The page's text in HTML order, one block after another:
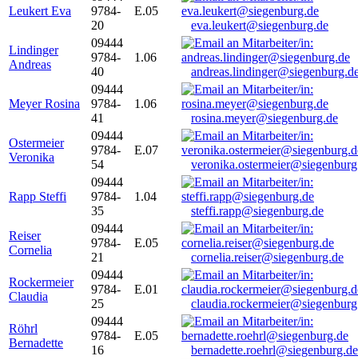
Leukert Eva
9784-
20
E.05
eva.leukert@siegenburg.de
Lindinger
Andreas
09444
9784-
40
1.06
Meyer Rosina
09444
9784-
41
1.06
rosina.meyer@siegenburg.de
Ostermeier
Veronika
09444
9784-
54
E.07
Rapp Steffi
09444
9784-
35
1.04
steffi.rapp@siegenburg.de
Reiser
Cornelia
09444
9784-
21
E.05
cornelia.reiser@siegenburg.de
Rockermeier
Claudia
09444
9784-
25
E.01
Röhrl
Bernadette
09444
9784-
16
E.05
bernadette.roehrl@siegenburg.de